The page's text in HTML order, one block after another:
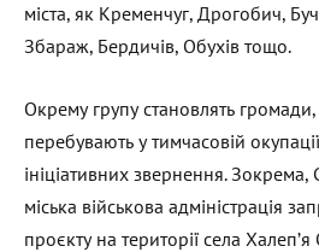
міста, як Кременчуг, Дрогобич,
Збараж, Бердичів, Обухів тощо.
Окрему групу становлять громади,
перебувають у тимчасовій
ініціативних звернення. Зокрема,
міська військова адміністрація
проєкту на території села